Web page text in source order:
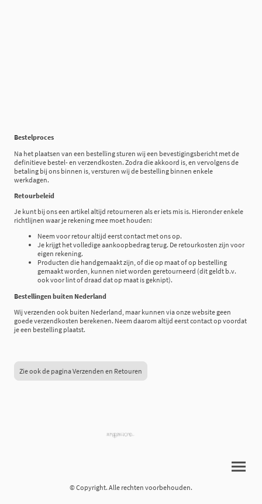
Bestelproces
Na het plaatsen van een bestelling sturen wij een bevestigingsbericht met de
definitieve bestel- en verzendkosten. Zodra die akkoord is, en vervolgens de
betaling bij ons binnen is, versturen wij de bestelling binnen enkele
werkdagen.
Retourbeleid
Je kunt bij ons een artikel altijd retourneren als er iets mis is. Hieronder enkele
richtlijnen waar je rekening mee moet houden:
Neem voor retour altijd eerst contact met ons op.
Je krijgt het volledige aankoopbedrag terug. De retourkosten zijn voor
eigen rekening.
Producten die handgemaakt zijn, of die op maat of op bestelling
gemaakt worden, kunnen niet worden geretourneerd (dit geldt b.v.
ook voor lint of draad dat op maat is geknipt).
Bestellingen buiten Nederland
Wij verzenden ook buiten Nederland, maar kunnen via onze website geen
goede verzendkosten berekenen. Neem daarom altijd eerst contact op voordat
je een bestelling plaatst.
Zie ook de pagina Verzenden en Retouren
© Copyright. Alle rechten voorbehouden.